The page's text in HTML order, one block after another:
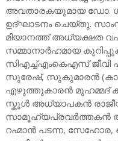
അവതാരകയുമായ ഡോ. ധന്യ
ഉദ്ഘാടനം ചെയ്തു.
മിയാനത്ത് അധ്യക്ഷത
സമ്മാനാർഹമായ
സിഎച്ച്എംകെഎസ്
സുരേഷ്, സുകുമാരൻ
എഴുത്തുകാരൻ മുഹമ്മദ്
സ്കൂൾ അധ്യാപകൻ
സാമൂഹ്യപ്രവർത്തകൻ
റഹ്മാൻ പടന്ന,